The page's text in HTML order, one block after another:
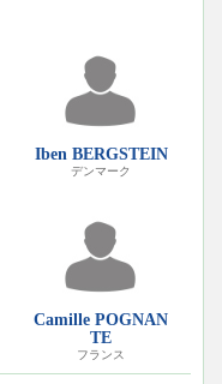
Iben BERGSTEIN
デンマーク
Camille POGNAN
TE
フランス